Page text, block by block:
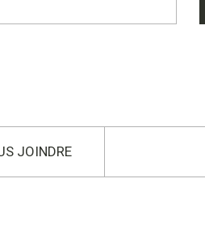
JOINDRE